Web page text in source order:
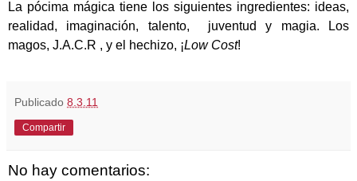
La pócima mágica tiene los siguientes ingredientes: ideas,
realidad, imaginación, talento,
juventud y magia. Los
magos, J.A.C.R , y el hechizo, ¡Low Cost!
Publicado 8.3.11
Compartir
No hay comentarios: